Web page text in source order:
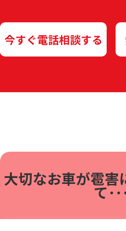
今すぐ電話相談する
大切なお車が雹害
て･･